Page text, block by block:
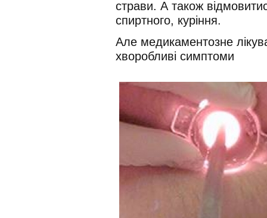
страви. А також
спиртного, куріння.
Але медикаментозне
хворобливі симптоми